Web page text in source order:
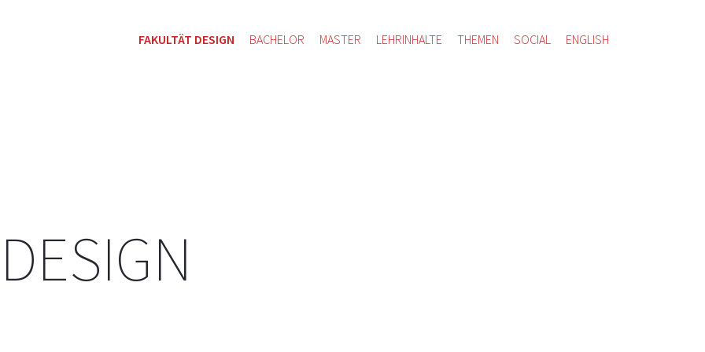
FAKULTÄT DESIGN BACHELOR MASTER LEHRINHALTE THEMEN SOCIAL ENGLISH